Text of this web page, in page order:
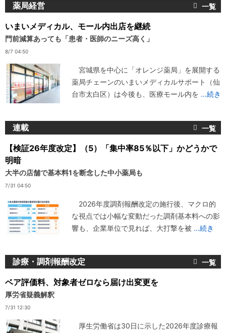
薬局経営
いまいメディカル、モール内出店を継続
門前減算あっても「患者・医師のニーズ高く」
8/7 04:50
宮城県を中心に「オレンジ薬局」を展開する
薬局チェーンのいまいメディカルサポート（仙
台市太白区）は今後も、医療モール内を ...続き
連載
【検証26年度改定】（5）「集中率85％以下」かどうかで
明暗
大半の店舗で基本料1を断念した中小薬局も
7/31 04:50
2026年度調剤報酬改定の施行後、マクロ的
な視点では小幅な変動だった調剤基本料への影
響も、企業単位で見れば、大打撃を被 ...続き
診療・調剤報酬改定
ベア評価料、対象者ゼロなら届け出変更を
厚労省疑義解釈
7/31 12:30
厚生労働省は30日に示した2026年度診療報